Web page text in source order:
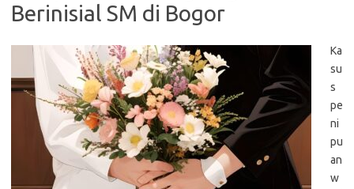
Berinisial SM di Bogor
Ka
su
s
pe
ni
pu
an
w